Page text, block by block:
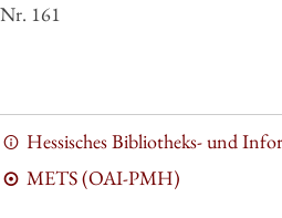
Nr. 161
Hessisches Bibliotheks- und
METS (OAI-PMH)